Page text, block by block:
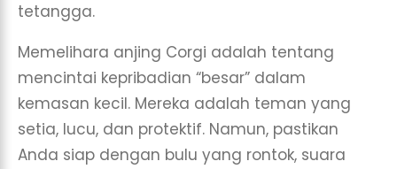
tetangga.
Memelihara anjing Corgi adalah tentang
mencintai kepribadian “besar” dalam
kemasan kecil. Mereka adalah teman yang
setia, lucu, dan protektif. Namun, pastikan
Anda siap dengan bulu yang rontok, suara